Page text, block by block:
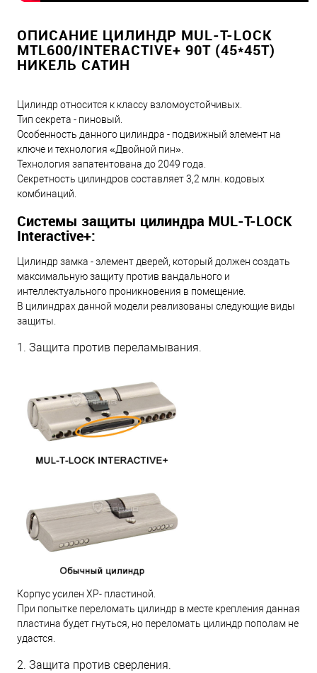
ОПИСАНИЕ ЦИЛИНДР MUL-T-LOCK
MTL600/INTERACTIVE+ 90T (45*45T)
НИКЕЛЬ САТИН
Цилиндр относится к классу взломоустойчивых.
Тип секрета - пиновый.
Особенность данного цилиндра - подвижный элемент на
ключе и технология «Двойной пин».
Технология запатентована до 2049 года.
Секретность цилиндров составляет 3,2 млн. кодовых
комбинаций.
Системы защиты цилиндра MUL-T-LOCK
Interactive+:
Цилиндр замка - элемент дверей, который должен создать
максимальную защиту против вандального и
интеллектуального проникновения в помещение.
В цилиндрах данной модели реализованы следующие виды
защиты.
1. Защита против переламывания.
Корпус усилен XP- пластиной.
При попытке переломать цилиндр в месте крепления данная
пластина будет гнуться, но переломать цилиндр пополам не
удастся.
2. Защита против сверления.